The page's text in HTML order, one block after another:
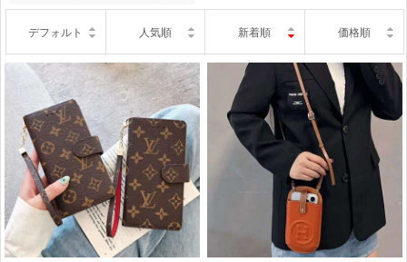
デフォルト 人気順 新着順 価格順